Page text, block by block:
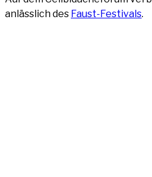
anläss­lich des Faust-Fes­ti­vals.